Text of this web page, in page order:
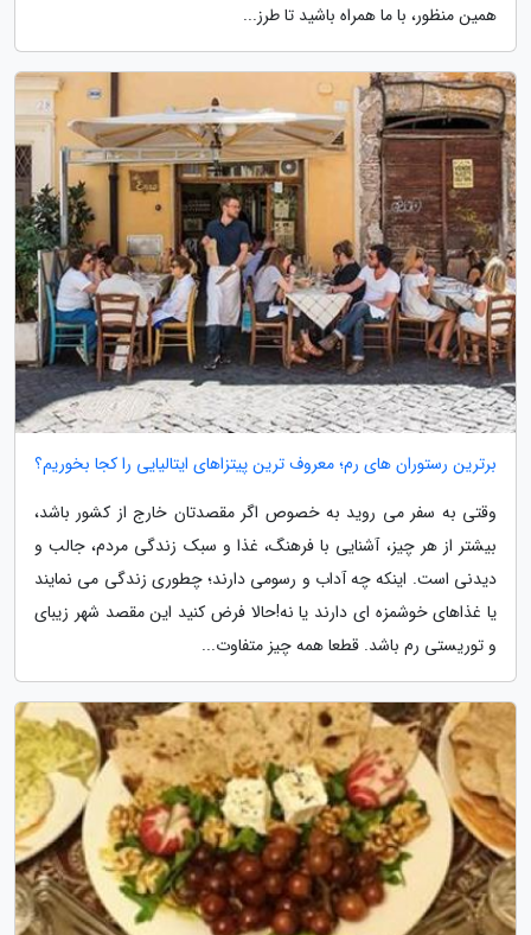
همین منظور، با ما همراه باشید تا طرز...
برترین رستوران های رم؛ معروف ترین پیتزاهای ایتالیایی را کجا بخوریم؟
وقتی به سفر می روید به خصوص اگر مقصدتان خارج از کشور باشد،
بیشتر از هر چیز، آشنایی با فرهنگ، غذا و سبک زندگی مردم، جالب و
دیدنی است. اینکه چه آداب و رسومی دارند؛ چطوری زندگی می نمایند
یا غذاهای خوشمزه ای دارند یا نه!حالا فرض کنید این مقصد شهر زیبای
و توریستی رم باشد. قطعا همه چیز متفاوت...